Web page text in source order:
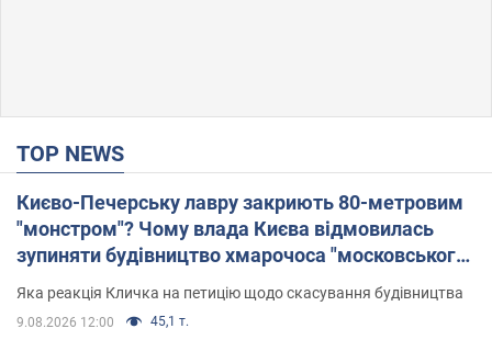
TOP NEWS
Києво-Печерську лавру закриють 80-метровим
"монстром"? Чому влада Києва відмовилась
зупиняти будівництво хмарочоса "московського
вірянина"
Яка реакція Кличка на петицію щодо скасування будівництва
9.08.2026 12:00 45,1 т.